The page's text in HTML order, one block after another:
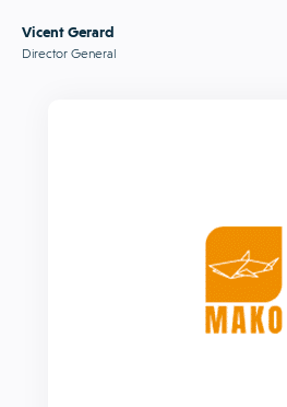
Vicent Gerard
Director General